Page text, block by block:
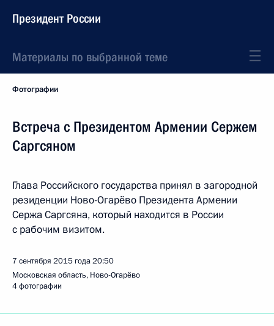
Президент России
Материалы по выбранной теме
Фотографии
Встреча с Президентом Армении Сержем
Саргсяном
Глава Российского государства принял в загородной
резиденции Ново-Огарёво Президента Армении
Сержа Саргсяна, который находится в России
с рабочим визитом.
7 сентября 2015 года20:50
Московская область, Ново-Огарёво
4 фотографии